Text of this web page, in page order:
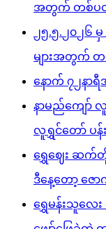
အတွက် တစ်ပတ်
၂၅.၅.၂၀၂၆
များအတွက် တ
နောက် ၇၂နာ
နာမည်ကျော်
လူရွှင်တော် ပ
ရွှေဈေး ဆက်
ဒီနေ့တော့ ဇေ
ရွှေမန်းသူလေ